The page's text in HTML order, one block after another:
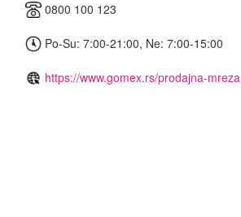
0800 100 123
Po-Su: 7:00-21:00, Ne: 7:00-15:00
https://www.gomex.rs/prodajna-mreza